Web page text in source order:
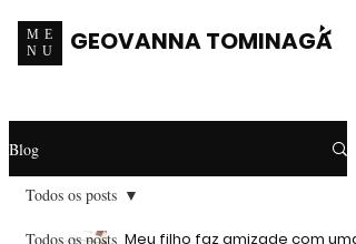
ME
NU
GEOVANNA TOMINAGA
Blog
Todos os posts
Todos os posts
Meu filho faz amizade com uma